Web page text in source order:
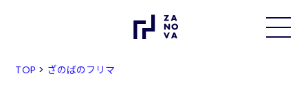
TOP > ざのばのフリマ